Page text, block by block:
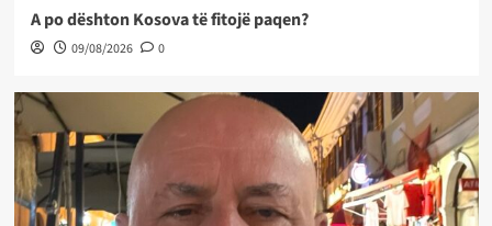
A po dështon Kosova të fitojë paqen?
09/08/2026 0